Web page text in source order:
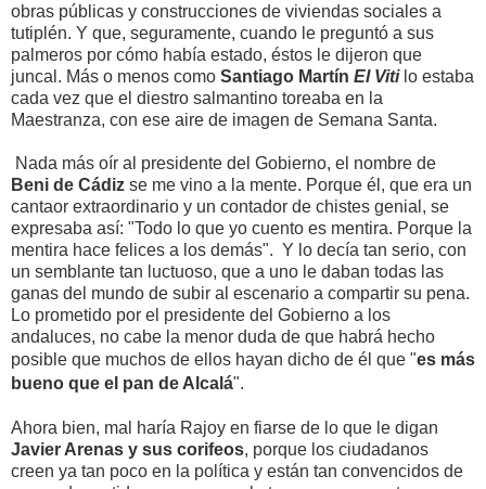
obras públicas y construcciones de viviendas sociales a
tutiplén. Y que, seguramente, cuando le preguntó a sus
palmeros por cómo había estado, éstos le dijeron que
juncal. Más o menos como Santiago Martín El Viti lo estaba
cada vez que el diestro salmantino toreaba en la
Maestranza, con ese aire de imagen de Semana Santa.
Nada más oír al presidente del Gobierno, el nombre de
Beni de Cádiz se me vino a la mente. Porque él, que era un
cantaor extraordinario y un contador de chistes genial, se
expresaba así: "Todo lo que yo cuento es mentira. Porque la
mentira hace felices a los demás". Y lo decía tan serio, con
un semblante tan luctuoso, que a uno le daban todas las
ganas del mundo de subir al escenario a compartir su pena.
Lo prometido por el presidente del Gobierno a los
andaluces, no cabe la menor duda de que habrá hecho
posible que muchos de ellos hayan dicho de él que "es más
bueno que el pan de Alcalá".
Ahora bien, mal haría Rajoy en fiarse de lo que le digan
Javier Arenas y sus corifeos, porque los ciudadanos
creen ya tan poco en la política y están tan convencidos de